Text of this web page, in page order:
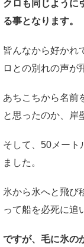
クロも同じように
る事となります。
皆んなから好かれ
ロとの別れの声が
あちこちから名前
と思ったのか、岸
そして、50メート
ました。
氷から氷へと飛び
って船を必死に追
ですが、毛に氷の